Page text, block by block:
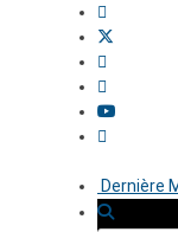
Dernière